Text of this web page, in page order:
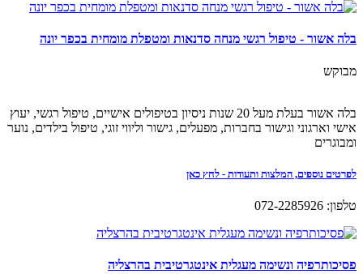
בלה אשור - טיפול רגשי מנחה סדנאות ומטפלת מומחית בכפר יונה
מבוקש
בלה אשור בעלת מעל 20 שנות ניסיון בטיפולים אישיים, טיפול רגשי, יעוץ
אישי וארגוני וגישור בחברות, מפעלים, גישור וליווי זוגי, טיפול בילדים, נוער
ומבוגרים
לפרטים נוספים, המלצות ותעודות - לחץ כאן
טלפון: 072-2285926
פסיכותרפיה ונשימה מעגלית אינטגרטיבית בהרצליה